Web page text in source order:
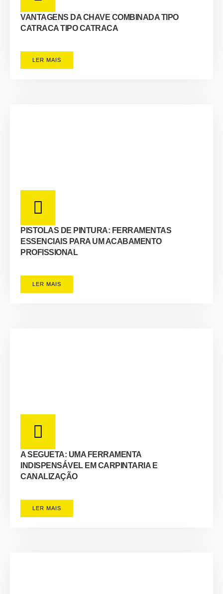
VANTAGENS DA CHAVE COMBINADA TIPO
CATRACA TIPO CATRACA
LER MAIS
PISTOLAS DE PINTURA: FERRAMENTAS
ESSENCIAIS PARA UM ACABAMENTO
PROFISSIONAL
LER MAIS
A SEGUETA: UMA FERRAMENTA
INDISPENSÁVEL EM CARPINTARIA E
CANALIZAÇÃO
LER MAIS